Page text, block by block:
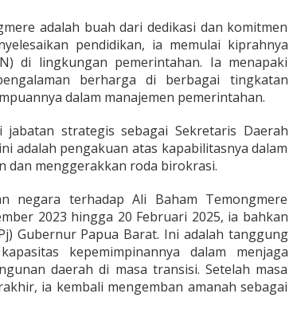
adalah buah dari dedikasi dan komitmen
pendidikan, ia memulai kiprahnya
di lingkungan pemerintahan. Ia menapaki
berharga di berbagai tingkatan
dalam manajemen pemerintahan.
jabatan strategis sebagai Sekretaris Daerah
adalah pengakuan atas kapabilitasnya dalam
dan menggerakkan roda birokrasi.
negara terhadap Ali Baham Temongmere
2023 hingga 20 Februari 2025, ia bahkan
Gubernur Papua Barat. Ini adalah tanggung
kepemimpinannya dalam menjaga
daerah di masa transisi. Setelah masa
ia kembali mengemban amanah sebagai